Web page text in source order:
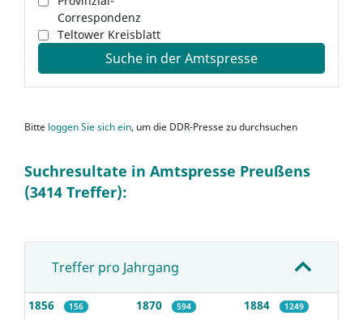
Correspondenz
Teltower Kreisblatt
Suche in der Amtspresse
Bitte loggen Sie sich ein, um die DDR-Presse zu durchsuchen
Suchresultate in Amtspresse Preußens
(3414 Treffer):
Treffer pro Jahrgang
1856 156 1870 594 1884 1249